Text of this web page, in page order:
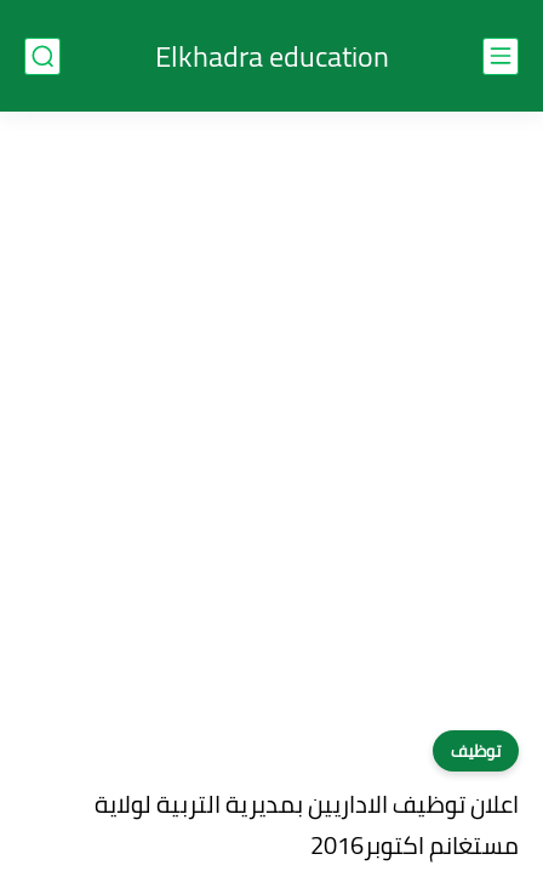
Elkhadra education
توظيف
اعلان توظيف الاداريين بمديرية التربية لولاية
مستغانم اكتوبر2016